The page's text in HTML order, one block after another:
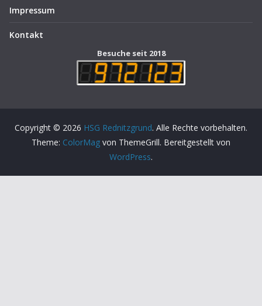
Impressum
Kontakt
Besuche seit 2018
Copyright © 2026 HSG Rednitzgrund. Alle Rechte vorbehalten.
Theme: ColorMag von ThemeGrill. Bereitgestellt von
WordPress.